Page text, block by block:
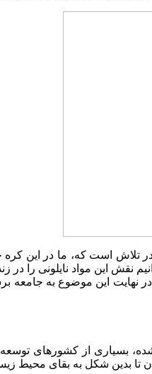
است که، ما در این کره
نقش این مواد نایلونی را
در نهایت این موضوع به جامعه
بسیاری از کشورهای توسعه
تا بدین شکل به بقای محیط